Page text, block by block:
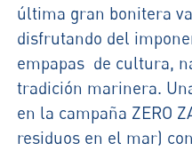
última gran bonitera
disfrutando del
empapas de cultura,
tradición marinera.
en la campaña ZERO
residuos en el mar)